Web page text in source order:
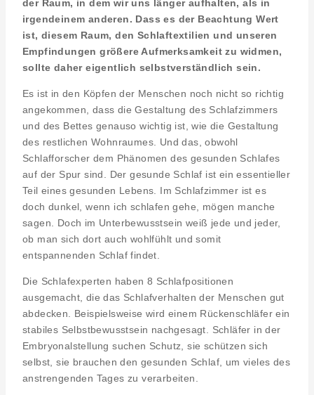
der Raum, in dem wir uns länger aufhalten, als in
irgendeinem anderen. Dass es der Beachtung Wert
ist, diesem Raum, den Schlaftextilien und unseren
Empfindungen größere Aufmerksamkeit zu widmen,
sollte daher eigentlich selbstverständlich sein.
Es ist in den Köpfen der Menschen noch nicht so richtig
angekommen, dass die Gestaltung des Schlafzimmers
und des Bettes genauso wichtig ist, wie die Gestaltung
des restlichen Wohnraumes. Und das, obwohl
Schlafforscher dem Phänomen des gesunden Schlafes
auf der Spur sind. Der gesunde Schlaf ist ein essentieller
Teil eines gesunden Lebens. Im Schlafzimmer ist es
doch dunkel, wenn ich schlafen gehe, mögen manche
sagen. Doch im Unterbewusstsein weiß jede und jeder,
ob man sich dort auch wohlfühlt und somit
entspannenden Schlaf findet.
Die Schlafexperten haben 8 Schlafpositionen
ausgemacht, die das Schlafverhalten der Menschen gut
abdecken. Beispielsweise wird einem Rückenschläfer ein
stabiles Selbstbewusstsein nachgesagt. Schläfer in der
Embryonalstellung suchen Schutz, sie schützen sich
selbst, sie brauchen den gesunden Schlaf, um vieles des
anstrengenden Tages zu verarbeiten.